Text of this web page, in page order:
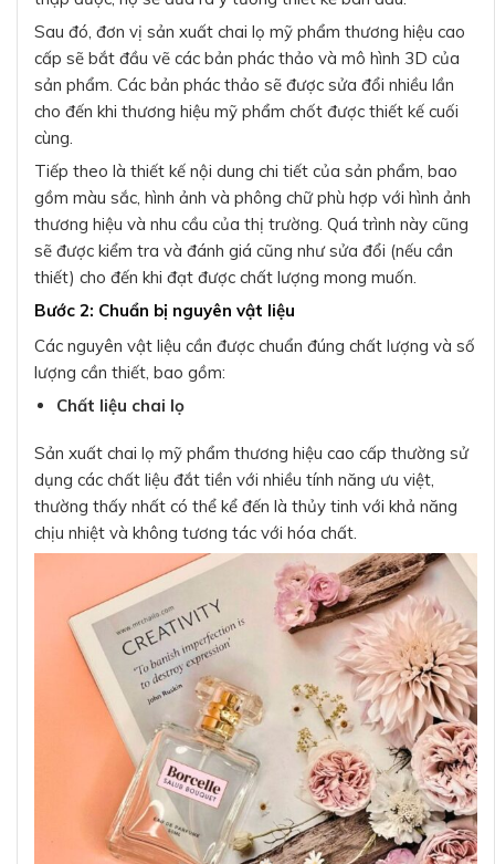
Sau đó, đơn vị sản xuất chai lọ mỹ phẩm thương hiệu cao
cấp sẽ bắt đầu vẽ các bản phác thảo và mô hình 3D của
sản phẩm. Các bản phác thảo sẽ được sửa đổi nhiều lần
cho đến khi thương hiệu mỹ phẩm chốt được thiết kế cuối
cùng.
Tiếp theo là thiết kế nội dung chi tiết của sản phẩm, bao
gồm màu sắc, hình ảnh và phông chữ phù hợp với hình ảnh
thương hiệu và nhu cầu của thị trường. Quá trình này cũng
sẽ được kiểm tra và đánh giá cũng như sửa đổi (nếu cần
thiết) cho đến khi đạt được chất lượng mong muốn.
Bước 2: Chuẩn bị nguyên vật liệu
Các nguyên vật liệu cần được chuẩn đúng chất lượng và số
lượng cần thiết, bao gồm:
Chất liệu chai lọ
Sản xuất chai lọ mỹ phẩm thương hiệu cao cấp thường sử
dụng các chất liệu đắt tiền với nhiều tính năng ưu việt,
thường thấy nhất có thể kể đến là thủy tinh với khả năng
chịu nhiệt và không tương tác với hóa chất.